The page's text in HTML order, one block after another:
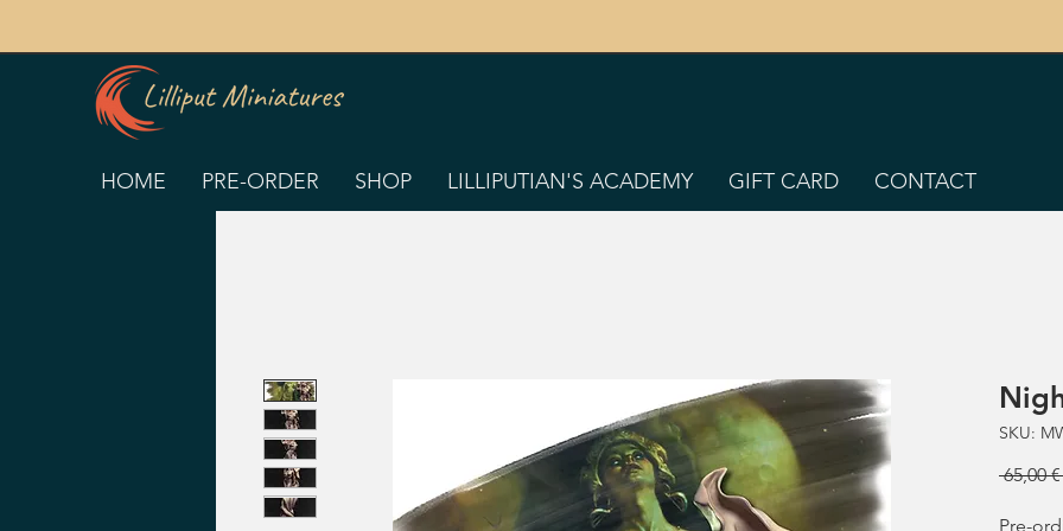
HOME PRE-ORDER SHOP LILLIPUTIAN'S ACADEMY GIFT CARD CONTACT
SKU:
65,00
Pre-